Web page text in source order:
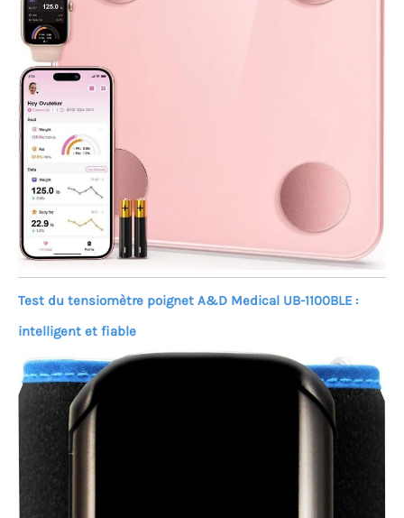
Test du tensiomètre poignet A&D Medical UB-1100BLE :
intelligent et fiable